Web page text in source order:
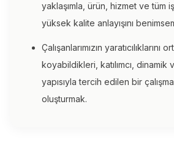
yaklaşımla, ürün, hizmet ve tüm
yüksek kalite anlayışını
Çalışanlarımızın yaratıcılıklarını
koyabildikleri, katılımcı, dinamik
yapısıyla tercih edilen bir
oluşturmak.